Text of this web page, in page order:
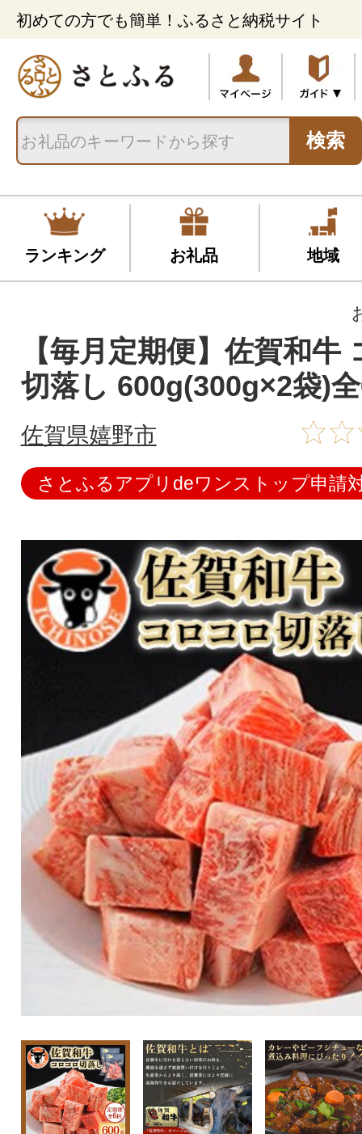
初めての方でも簡単！ふるさと納税サイト
検索
ランキング お礼品 地域
【毎月定期便】佐賀和牛
切落し 600g(300g×2袋)
佐賀県嬉野市
さとふるアプリdeワンストップ申請